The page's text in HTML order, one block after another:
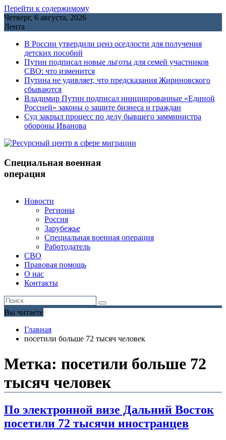
Перейти к содержимому
Четверг, 6 августа, 2026
Лента
В России утвердили ценз оседлости для получения
детских пособий
Путин подписал новые льготы для семей участников
СВО: что изменится
Путина не удивляет, что предсказания Жириновского
сбываются
Владимир Путин подписал инициированные «Единой
Россией» законы о защите бизнеса и граждан
Cуд закрыл процесс по делу бывшего замминистра
обороны Иванова
Специальная военная
операция
Новости
Регионы
Россия
Зарубежье
Специальная военная операция
Работодатель
СВО
Правовая помощь
О нас
Контакты
Вы читаете
Главная
посетили больше 72 тысяч человек
Метка: посетили больше 72
тысяч человек
По электронной визе Дальний Восток
посетили 72 тысячи иностранцев